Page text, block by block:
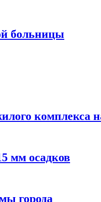
больницы
комплекса
мм осадков
города